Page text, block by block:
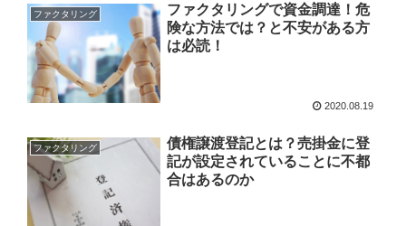
ファクタリング
ファクタリングで資金調達！危
険な方法では？と不安がある方
は必読！
2020.08.19
ファクタリング
債権譲渡登記とは？売掛金に登
記が設定されていることに不都
合はあるのか